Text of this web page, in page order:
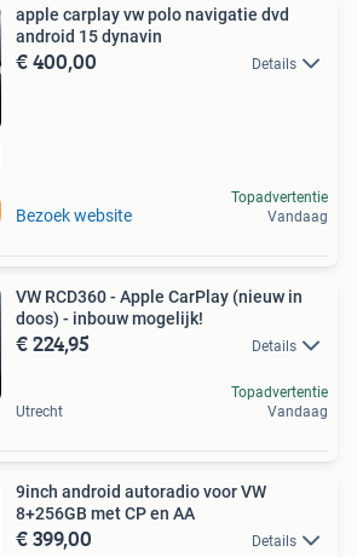
apple carplay vw polo navigatie dvd
android 15 dynavin
€ 400,00 Details
Bezoek website
Topadvertentie
Vandaag
VW RCD360 - Apple CarPlay (nieuw in
doos) - inbouw mogelijk!
€ 224,95 Details
Utrecht
Topadvertentie
Vandaag
9inch android autoradio voor VW
8+256GB met CP en AA
€ 399,00 Details